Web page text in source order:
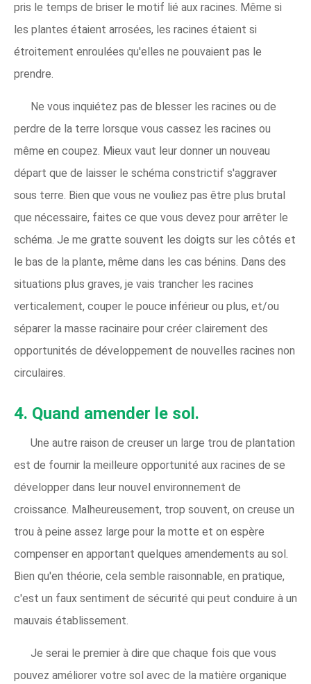
pris le temps de briser le motif lié aux racines. Même si
les plantes étaient arrosées, les racines étaient si
étroitement enroulées qu'elles ne pouvaient pas le
prendre.
Ne vous inquiétez pas de blesser les racines ou de
perdre de la terre lorsque vous cassez les racines ou
même en coupez. Mieux vaut leur donner un nouveau
départ que de laisser le schéma constrictif s'aggraver
sous terre. Bien que vous ne vouliez pas être plus brutal
que nécessaire, faites ce que vous devez pour arrêter le
schéma. Je me gratte souvent les doigts sur les côtés et
le bas de la plante, même dans les cas bénins. Dans des
situations plus graves, je vais trancher les racines
verticalement, couper le pouce inférieur ou plus, et/ou
séparer la masse racinaire pour créer clairement des
opportunités de développement de nouvelles racines non
circulaires.
4. Quand amender le sol.
Une autre raison de creuser un large trou de plantation
est de fournir la meilleure opportunité aux racines de se
développer dans leur nouvel environnement de
croissance. Malheureusement, trop souvent, on creuse un
trou à peine assez large pour la motte et on espère
compenser en apportant quelques amendements au sol.
Bien qu'en théorie, cela semble raisonnable, en pratique,
c'est un faux sentiment de sécurité qui peut conduire à un
mauvais établissement.
Je serai le premier à dire que chaque fois que vous
pouvez améliorer votre sol avec de la matière organique